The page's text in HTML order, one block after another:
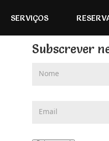
SERVIÇOS
Subscrever